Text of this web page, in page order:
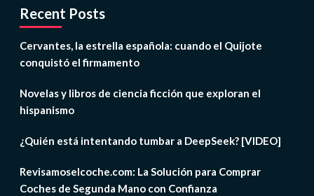
Recent Posts
Cervantes, la estrella española: cuando el Quijote
conquistó el firmamento
Novelas y libros de ciencia ficción que exploran el
hispanismo
¿Quién está intentando tumbar a DeepSeek? [VIDEO]
Revisamoselcoche.com: La Solución para Comprar
Coches de Segunda Mano con Confianza